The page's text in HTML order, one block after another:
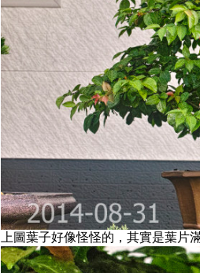
上圖葉子好像怪怪的，其實是葉片